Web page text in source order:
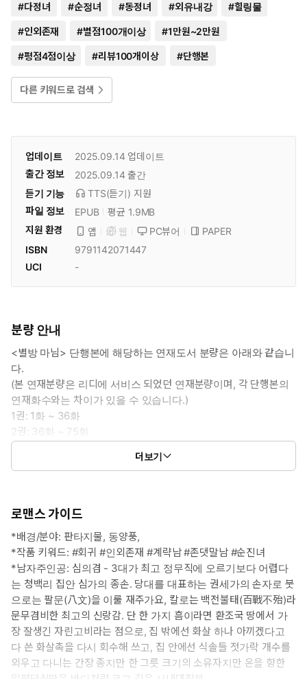
#다정녀 #순정녀 #동정녀 #외유내강 #힐링물
#인외존재 #별점100개이상 #1만원~2만원
#평점4점이상 #리뷰100개이상 #단행본
다른 키워드로 검색
업데이트 2025.09.14 업데이트
출간 정보
2025.09.14 출간
듣기 기능
TTS(듣기) 지원
파일 정보
EPUB
평균 1.9MB
지원 환경
앱 웹 PC뷰어
PAPER
ISBN
9791142071447
UCI
-
분량 안내
<별방 마님> 단행본에 해당하는 연재도서 분량은 아래와 같습니
다.
(본 연재분량은 리디에 서비스 되었던 연재분량이며, 각 단행본의
연재화수와는 차이가 있을 수 있습니다.)
1권: 1화 ~ 36화
2권: 36화 ~ 75화
3권: 75화 ~ 110화
더보기
로맨스 가이드
*배경/분야: 판타지물, 동양풍,
*작품 키워드: #회귀 #인외존재 #계략남 #존댓말남 #순진녀
*남자주인공: 심의겸 - 3대가 최고 정무직에 오르기보다 어렵다
는 청백리 집안 심가의 종손. 당대를 대표하는 권세가의 손자로 붓
으로는 팔문(八文)을 이룰 재주가요, 칼로는 백전불태(百戰不殆)라
문무겸비한 최고의 신랑감. 단 한 가지 흠이라면 환조국 땅에서 가
장 잘생긴 자린고비라는 점으로, 집 밖에선 화살 하나 아끼겠다고
다 쓴 화살촉을 다시 회수해 쓰고, 집 안에선 식솔들 젓가락 개수를
외우고 다니는 간장 종지만 한 그릇 크기의 소유자지만 온을 향한